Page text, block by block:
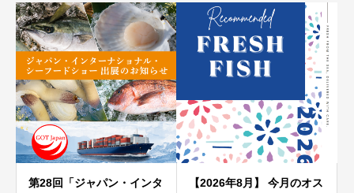
第28回「ジャパン・インタ
【2026年8月】 今月のオス